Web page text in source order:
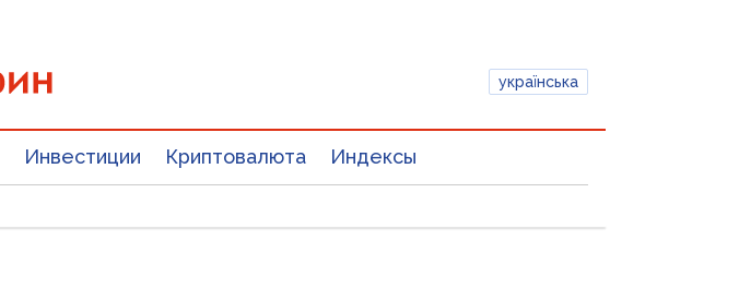
українська
Инвестиции Криптовалюта Индексы